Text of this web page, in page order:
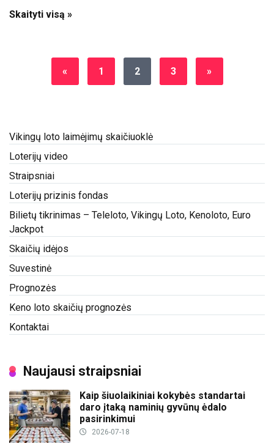
Skaityti visą »
« 1 2 3 »
Vikingų loto laimėjimų skaičiuoklė
Loterijų video
Straipsniai
Loterijų prizinis fondas
Bilietų tikrinimas – Teleloto, Vikingų Loto, Kenoloto, Euro
Jackpot
Skaičių idėjos
Suvestinė
Prognozės
Keno loto skaičių prognozės
Kontaktai
Naujausi straipsniai
Kaip šiuolaikiniai kokybės standartai
daro įtaką naminių gyvūnų ėdalo
pasirinkimui
2026-07-18